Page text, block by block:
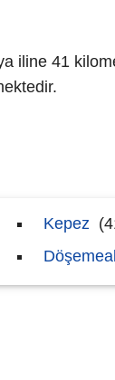
iline 41
Kepez